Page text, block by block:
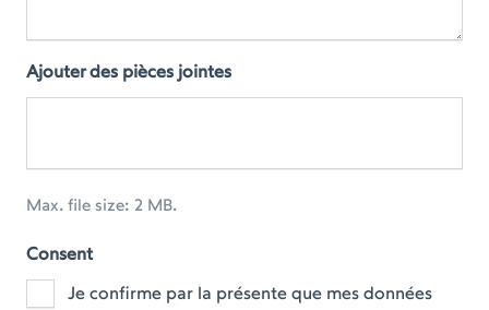
Ajouter des pièces jointes
Max. file size: 2 MB.
Consent
Je confirme par la présente que mes données